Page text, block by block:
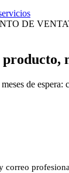
DE VENTA
de
correo